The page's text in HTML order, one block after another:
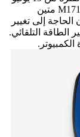
إلى 20 يوليو). قنوات البيع بالتجزئة فقط. ماوس M171 متين
يصل إلى 12 شهرًا دون الحاجة إلى تغيير
الطاقة التلقائي.